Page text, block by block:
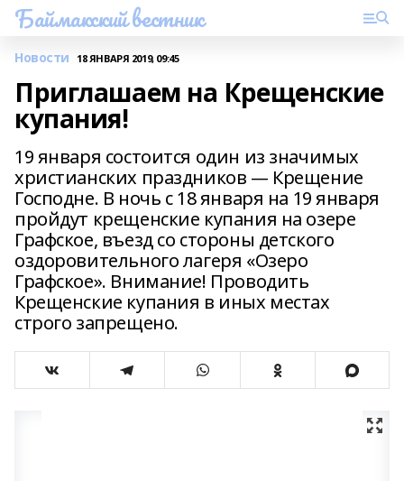
Баймакский вестник
Новости 18 ЯНВАРЯ 2019, 09:45
Приглашаем на Крещенские
купания!
19 января состоится один из значимых
христианских праздников — Крещение
Господне. В ночь с 18 января на 19 января
пройдут крещенские купания на озере
Графское, въезд со стороны детского
оздоровительного лагеря «Озеро
Графское». Внимание! Проводить
Крещенские купания в иных местах
строго запрещено.